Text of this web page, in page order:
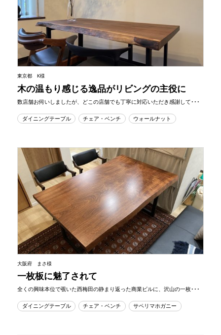
東京都 K様
木の温もり感じる逸品がリビングの主役に
数店舗お伺いしましたが、どこの店舗でも丁寧に対応いただき感謝して･･･
ダイニングテーブル チェア・ベンチ ウォールナット
大阪府 まさ様
一枚板に魅了されて
全くの興味本位で覗いた西梅田の静まり返った商業ビルに、沢山の一枚･･･
ダイニングテーブル チェア・ベンチ サペリマホガニー